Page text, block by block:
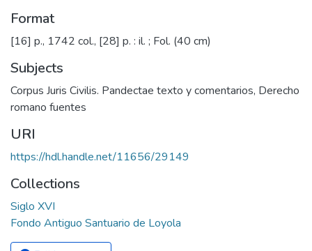
Format
[16] p., 1742 col., [28] p. : il. ; Fol. (40 cm)
Subjects
Corpus Juris Civilis. Pandectae texto y comentarios, Derecho
romano fuentes
URI
https://hdl.handle.net/11656/29149
Collections
Siglo XVI
Fondo Antiguo Santuario de Loyola